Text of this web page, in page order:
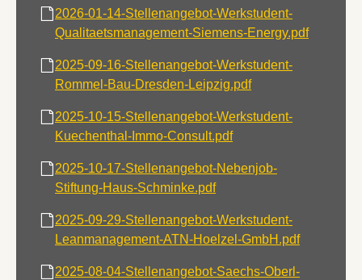
2026-01-14-Stellenangebot-Werkstudent-
Qualitaetsmanagement-Siemens-Energy.pdf
2025-09-16-Stellenangebot-Werkstudent-
Rommel-Bau-Dresden-Leipzig.pdf
2025-10-15-Stellenangebot-Werkstudent-
Kuechenthal-Immo-Consult.pdf
2025-10-17-Stellenangebot-Nebenjob-
Stiftung-Haus-Schminke.pdf
2025-09-29-Stellenangebot-Werkstudent-
Leanmanagement-ATN-Hoelzel-GmbH.pdf
2025-08-04-Stellenangebot-Saechs-Oberl-